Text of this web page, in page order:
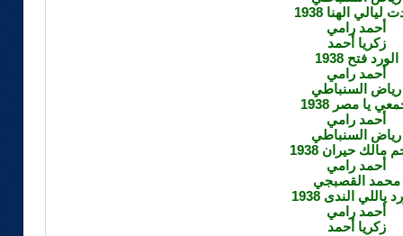
ليالي الهنا 1938
أحمد رامي
زكريا أحمد
الورد فتح 1938
أحمد رامي
رياض السنباطي
يا مصر 1938
أحمد رامي
رياض السنباطي
مالك حيران 1938
أحمد رامي
محمد القصبجي
ياللي الندى 1938
أحمد رامي
زكريا أحمد